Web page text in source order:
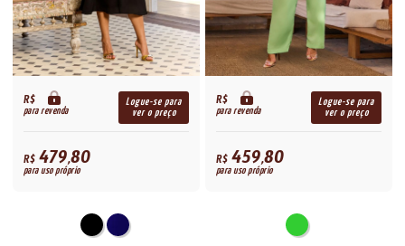
R$
para revenda
Logue-se para
ver o preço
R$479,80
para uso próprio
R$
para revenda
Logue-se para
ver o preço
R$459,80
para uso próprio